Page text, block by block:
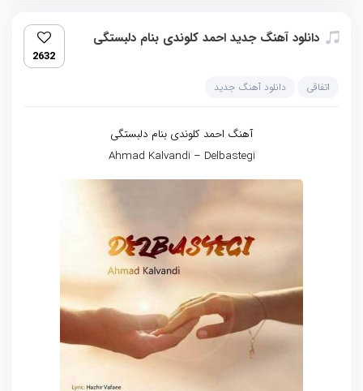
دانلود آهنگ جدید احمد کلوندی بنام دلبستگی
2632
اتفاقی دانلود آهنگ جدید
آهنگ احمد کلوندی بنام دلبستگی
Ahmad Kalvandi – Delbastegi